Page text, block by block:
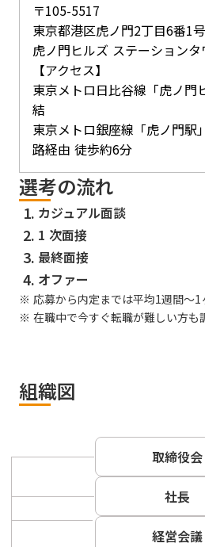
〒105-5517
東京都港区虎ノ門2丁目6番1号
虎ノ門ヒルズ ステーションタ
【アクセス】
東京メトロ日比谷線「虎ノ門
結
東京メトロ銀座線「虎ノ門駅
路経由 徒歩約6分
選考の流れ
1. カジュアル面談
2. 1 次面接
3. 最終面接
4. オファー
※ 応募から内定までは平均1週間〜1
※ 在職中で今すぐ転職が難しい方も
組織図
取締役会
社長
経営会議